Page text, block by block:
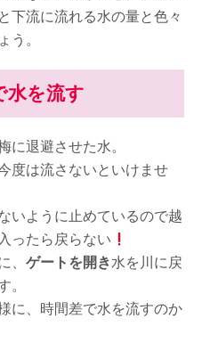
下流に流れる水の量と色々
う。
水を流す
に退避させた水。
度は流さないといけませ
いように止めているので越
ったら戻らない
、 ゲートを開き水を川に戻
。
に、時間差で水を流すのか